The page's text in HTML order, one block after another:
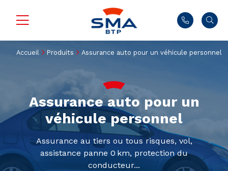
Accueil Produits Assurance auto pour un véhicule personnel
Assurance auto pour un
véhicule personnel
Assurance au tiers ou tous risques, vol,
assistance panne 0 km, protection du
conducteur...